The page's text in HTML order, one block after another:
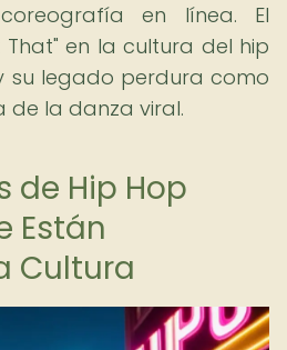
en línea. El
en la cultura del hip
su legado perdura como
de la danza viral.
de Hip Hop
Están
Cultura